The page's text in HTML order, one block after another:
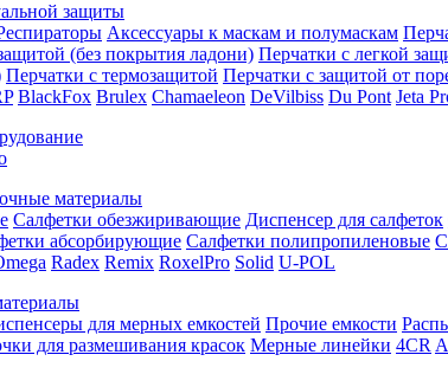
защиты
Аксессуары к маскам и полумаскам
(без покрытия ладони) Перчатки с легкой
Перчатки с термозащитой Перчатки с защитой от
BlackFox Brulex Chamaeleon DeVilbiss Du Pont Jeta
материалы
Салфетки обезжиривающие Диспенсер для салфеток
абсорбирующие Салфетки полипропиленовые
Radex Remix RoxelPro Solid U-POL
для мерных емкостей Прочие емкости
для размешивания красок Мерные линейки 4CR